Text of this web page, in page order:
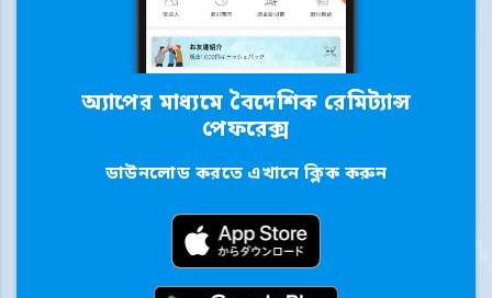
অ্যাপের মাধ্যমে বৈদেশিক রেমিট্যান্স
পেফরেক্স
ডাউনলোড করতে এখানে ক্লিক করুন